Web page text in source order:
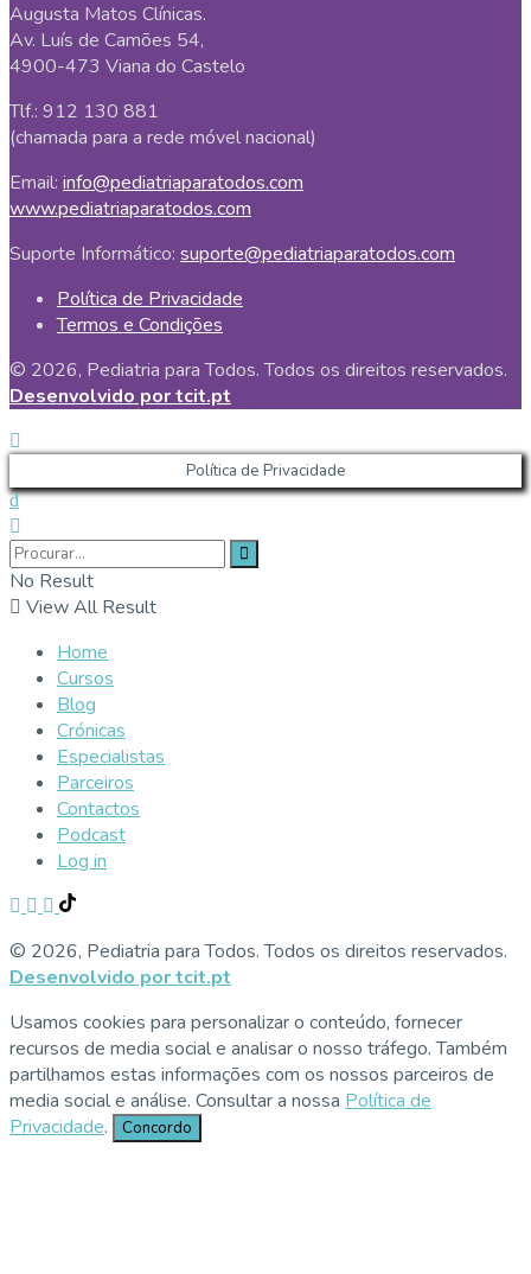
Augusta Matos Clínicas.
Av. Luís de Camões 54,
4900-473 Viana do Castelo
Tlf.: 912 130 881
(chamada para a rede móvel nacional)
Email: info@pediatriaparatodos.com
www.pediatriaparatodos.com
Suporte Informático: suporte@pediatriaparatodos.com
Política de Privacidade
Termos e Condições
© 2026, Pediatria para Todos. Todos os direitos reservados.
Desenvolvido por tcit.pt
Política de Privacidade
No Result
View All Result
Home
Cursos
Blog
Crónicas
Especialistas
Parceiros
Contactos
Podcast
Log in
© 2026, Pediatria para Todos. Todos os direitos reservados.
Desenvolvido por tcit.pt
Usamos cookies para personalizar o conteúdo, fornecer
recursos de media social e analisar o nosso tráfego. Também
partilhamos estas informações com os nossos parceiros de
media social e análise. Consultar a nossa Política de
Privacidade. Concordo